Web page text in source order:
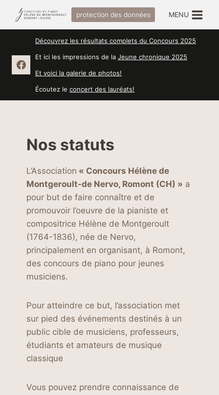
contenuto
protection des données MENU
Découvrez les résultats complets du Concours 2025
Et ici les impressions de laJeune chronique 2025
Et voici la galerie de photos!
Écoutez leconcert des lauréats!
Nos statuts
L’Association « Concours Hélène de
Montgeroult-de Nervo, Romont (CH) » a
pour but de faire connaître et de
promouvoir l’oeuvre de la pianiste et
compositrice Hélène de Montgeroult
(1764-1836), née de Nervo,
principalement en organisant, à Romont,
des concours de piano pour jeunes
musiciens.
Pour atteindre ce but, l’association met
sur pied des événements destinés à un
public cible de musiciens, professeurs,
étudiants et amateurs de musique
classique
Vous pouvez prendre connaissance de